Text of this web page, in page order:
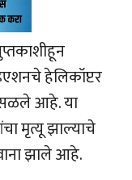
हेलिकॉप्टर
आहे. या
मृत्यू झाल्याचे
झाले आहे.